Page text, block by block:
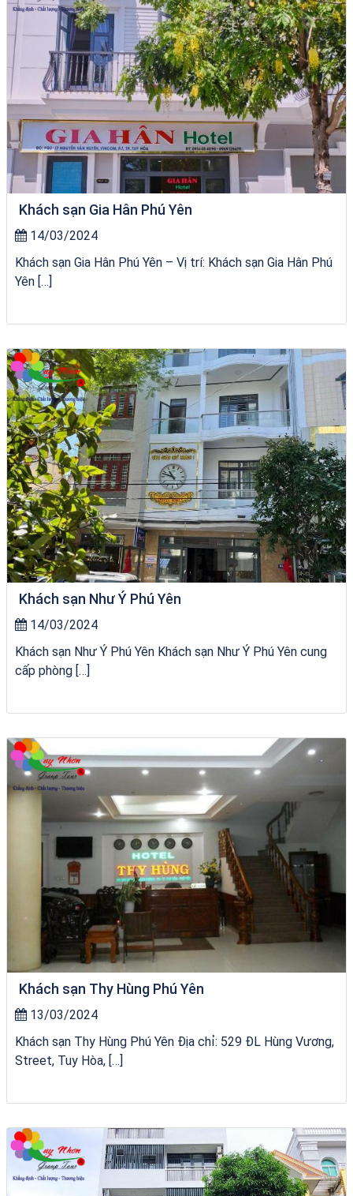
Khách sạn Gia Hân Phú Yên
14/03/2024
Khách sạn Gia Hân Phú Yên – Vị trí: Khách sạn Gia Hân Phú
Yên […]
Khách Sạn Phú Yên 1 Sao
Khách sạn Như Ý Phú Yên
14/03/2024
Khách sạn Như Ý Phú Yên Khách sạn Như Ý Phú Yên cung
cấp phòng […]
Khách sạn Thy Hùng Phú Yên
13/03/2024
Khách sạn Thy Hùng Phú Yên Địa chỉ: 529 ĐL Hùng Vương,
Street, Tuy Hòa, […]
Khách Sạn Phú Yên 1 Sao